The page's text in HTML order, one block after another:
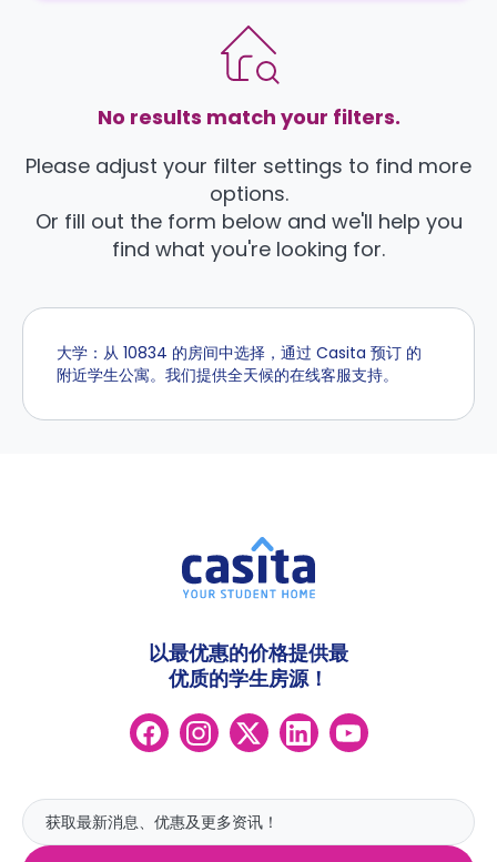
No results match your filters.
Please adjust your filter settings to find more
options.
Or fill out the form below and we'll help you
find what you're looking for.
大学：从 10834 的房间中选择，通过 Casita 预订 的
附近学生公寓。我们提供全天候的在线客服支持。
以最优惠的价格提供最
优质的学生房源！